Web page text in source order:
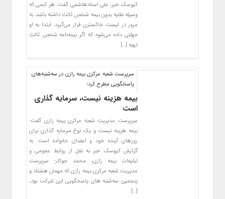
کیوسک خبر، علی استادهاشمی گفت: هر کسی که
وسیله نقلیه بدون بیمه شخص ثالث داشته باشد، به
مرور در لیست خاکستری قرار می‌گیرد. ابتدا به او
مهلتی داده می‌شود که اگر بیمه‌نامه شخص ثالث
تهیه […]
سرپرست شعبه مرکزی بیمه رازی در سه‌شنبه‌های
پاسخگویی مطرح کرد؛
بیمه هزینه نیست، سرمایه گذاری
است
سرپرست مدیریت شعبه مرکزی بیمه رازی گفت:
بیمه هزینه نیست و یک نوع سرمایه گذاری برای
روزهای آینده خود و اعضای خانواده است. به
گزارش کیوسک خبر به نقل از روابط عمومی و
تبلیغات بیمه رازی، محمد جوکار- سرپرست
مدیریت شعبه مرکزی بیمه رازی که مهمان هشتاد و
پنجمین سه‌شنبه های پاسخگویی این شرکت بود،
[…]